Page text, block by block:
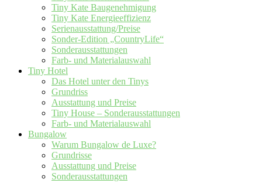
Tiny Kate Baugenehmigung
Tiny Kate Energieeffizienz
Serienausstattung/Preise
Sonder-Edition „CountryLife“
Sonderausstattungen
Farb- und Materialauswahl
Tiny Hotel
Das Hotel unter den Tinys
Grundriss
Ausstattung und Preise
Tiny House – Sonderausstattungen
Farb- und Materialauswahl
Bungalow
Warum Bungalow de Luxe?
Grundrisse
Ausstattung und Preise
Sonderausstattungen